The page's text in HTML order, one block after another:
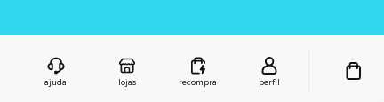
ajuda lojas recompra perfil